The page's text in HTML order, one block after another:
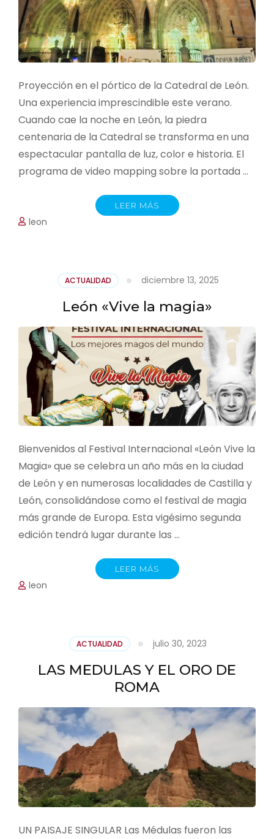
Proyección en el pórtico de la Catedral de León.
Una experiencia imprescindible este verano.
Cuando cae la noche en León, la piedra
centenaria de la Catedral se transforma en una
espectacular pantalla de luz, color e historia. El
programa de video mapping sobre la portada …
LEER MÁS
leon
ACTUALIDAD diciembre 13, 2025
León «Vive la magia»
Bienvenidos al Festival Internacional «León Vive la
Magia» que se celebra un año más en la ciudad
de León y en numerosas localidades de Castilla y
León, consolidándose como el festival de magia
más grande de Europa. Esta vigésimo segunda
edición tendrá lugar durante las …
LEER MÁS
leon
ACTUALIDAD julio 30, 2023
LAS MEDULAS Y EL ORO DE
ROMA
UN PAISAJE SINGULAR Las Médulas fueron las